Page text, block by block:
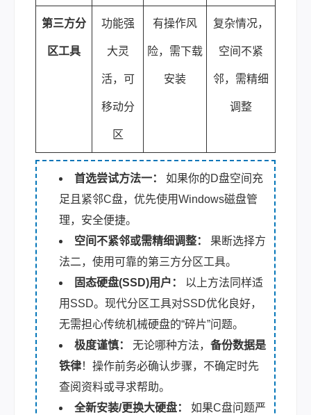
第三方分
区工具
功能强
大灵
活，可
移动分
区
有操作风
险，需下载
安装
复杂情况，
空间不紧
邻，需精细
调整
首选尝试方法一：
如果你的D盘空间充
足且紧邻C盘，优先使用Windows磁盘管
理，安全便捷。
空间不紧邻或需精细调整：
果断选择方
法二，使用可靠的第三方分区工具。
固态硬盘(SSD)用户：
以上方法同样适
用SSD。现代分区工具对SSD优化良好，
无需担心传统机械硬盘的“碎片”问题。
极度谨慎：
无论哪种方法， 备份数据是
铁律！操作前务必确认步骤，不确定时先
查阅资料或寻求帮助。
全新安装/更换大硬盘：
如果C盘问题严